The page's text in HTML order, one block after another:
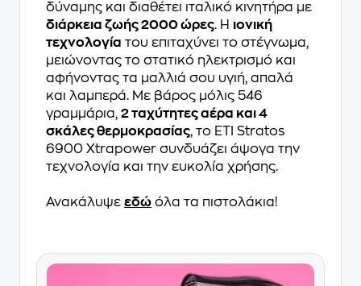
δύναμης και διαθέτει ιταλικό κινητήρα με
διάρκεια ζωής 2000 ώρες. Η ιονική
τεχνολογία του επιταχύνει το στέγνωμα,
μειώνοντας το στατικό ηλεκτρισμό και
αφήνοντας τα μαλλιά σου υγιή, απαλά
και λαμπερά. Με βάρος μόλις 546
γραμμάρια, 2 ταχύτητες αέρα και 4
σκάλες θερμοκρασίας, το ETI Stratos
6900 Xtrapower συνδυάζει άψογα την
τεχνολογία και την ευκολία χρήσης.
Ανακάλυψε εδώ όλα τα πιστολάκια!